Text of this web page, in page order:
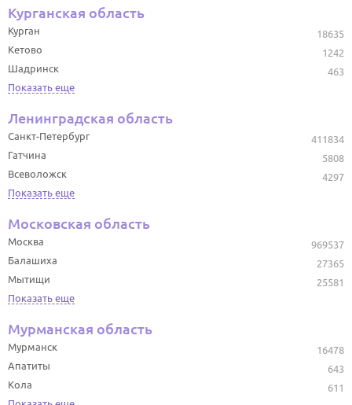
Курганская область
18635
Курган
1242
Кетово
463
Шадринск
Показать еще
Ленинградская область
411834
Санкт-Петербург
5808
Гатчина
4297
Всеволожск
Показать еще
Московская область
969537
Москва
27365
Балашиха
25581
Мытищи
Показать еще
Мурманская область
16478
Мурманск
643
Апатиты
611
Кола